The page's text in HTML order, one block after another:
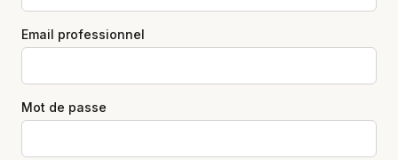
Email professionnel
Mot de passe